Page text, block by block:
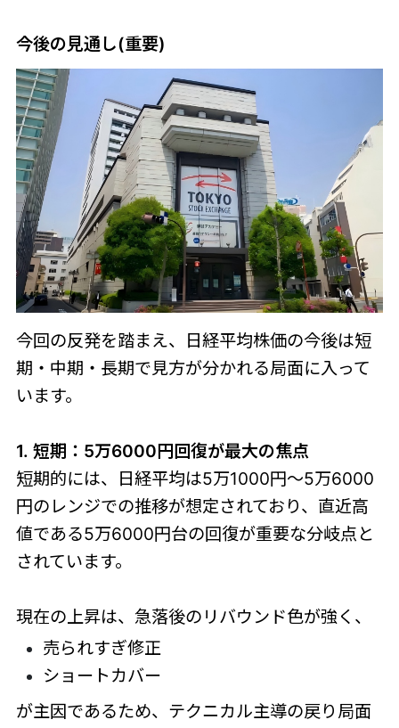
今後の見通し(重要)
今回の反発を踏まえ、日経平均株価の今後は短
期・中期・長期で見方が分かれる局面に入って
います。
1. 短期：5万6000円回復が最大の焦点
短期的には、日経平均は5万1000円〜5万6000
円のレンジでの推移が想定されており、直近高
値である5万6000円台の回復が重要な分岐点と
されています。
現在の上昇は、急落後のリバウンド色が強く、
売られすぎ修正
ショートカバー
が主因であるため、テクニカル主導の戻り局面